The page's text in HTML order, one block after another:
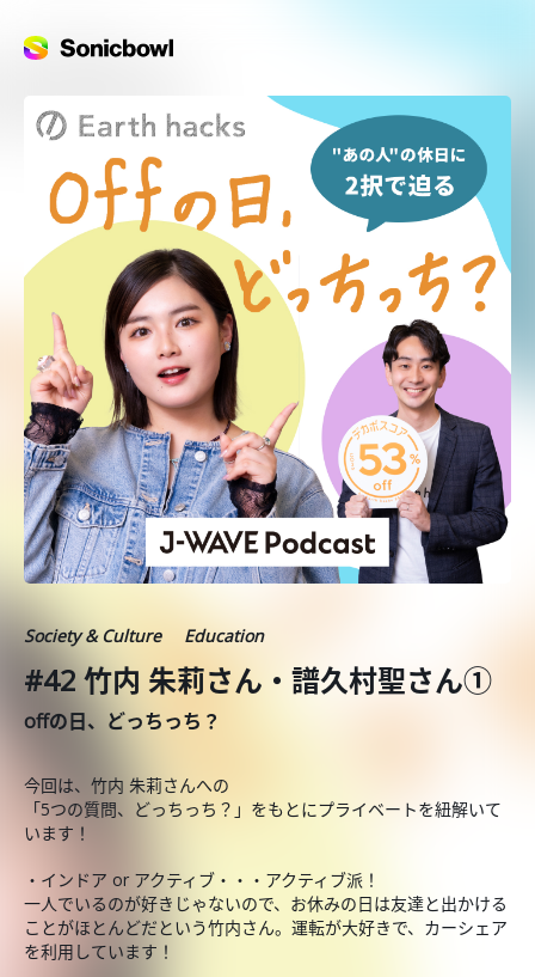
Society & Culture Education
#42 竹内 朱莉さん・譜久村聖さん①
offの日、どっちっち？
今回は、竹内 朱莉さんへの
「5つの質問、どっちっち？」をもとにプライベートを紐解いて
います！
・インドア or アクティブ・・・アクティブ派！
一人でいるのが好きじゃないので、お休みの日は友達と出かける
ことがほとんどだという竹内さん。運転が大好きで、カーシェア
を利用しています！